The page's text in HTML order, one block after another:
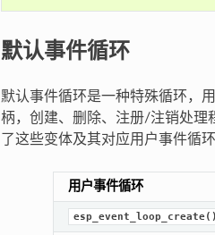
默认事件循环
默认事件循环是一种特殊循环，
柄，创建、删除、注册/注销处理
了这些变体及其对应用户事件循环
用户事件循环
esp_event_loop_create()